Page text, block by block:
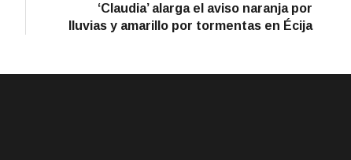
‘Claudia’ alarga el aviso naranja por
lluvias y amarillo por tormentas en Écija